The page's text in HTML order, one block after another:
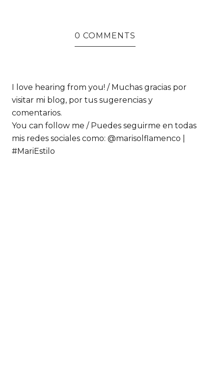
0 COMMENTS
I love hearing from you! / Muchas gracias por
visitar mi blog, por tus sugerencias y
comentarios.
You can follow me / Puedes seguirme en todas
mis redes sociales como: @marisolflamenco |
#MariEstilo